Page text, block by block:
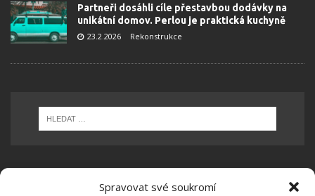
Spravovat své soukromí
Partneři dosáhli cíle přestavbou dodávky na
unikátní domov. Perlou je praktická kuchyně
23.2.2026 Rekonstrukce
OBLÍBENÉ ČLÁNKY